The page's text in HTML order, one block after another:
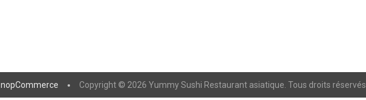
nopCommerce Copyright © 2026 Yummy Sushi Restaurant asiatique. Tous droits réservés.